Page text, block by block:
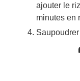
ajouter le
minutes en